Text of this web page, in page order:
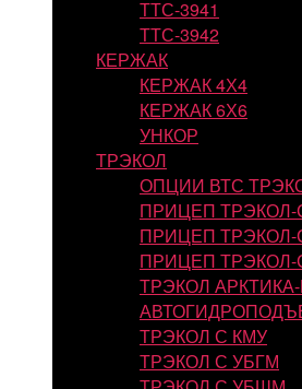
ТТС-3941
ТТС-3942
КЕРЖАК
КЕРЖАК 4Х4
КЕРЖАК 6Х6
УНКОР
ТРЭКОЛ
ОПЦИИ ВТС
ПРИЦЕП
ПРИЦЕП ТРЭКОЛ-
ПРИЦЕП ТРЭКОЛ-
ТРЭКОЛ
ТРЭКОЛ С КМУ
ТРЭКОЛ С УБГМ